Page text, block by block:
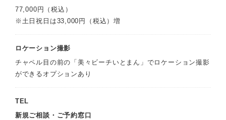
77,000円（税込）
※土日祝日は33,000円（税込）増
ロケーション撮影
チャペル目の前の「美々ビーチいとまん」でロケーション撮影
ができるオプションあり
TEL
新規ご相談・ご予約窓口